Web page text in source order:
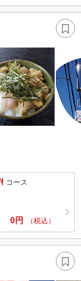
コース
0円 （税込）